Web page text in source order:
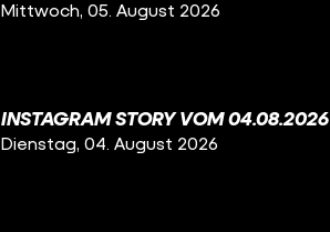
Mittwoch, 05. August 2026
INSTAGRAM STORY VOM 04.08.2026
Dienstag, 04. August 2026